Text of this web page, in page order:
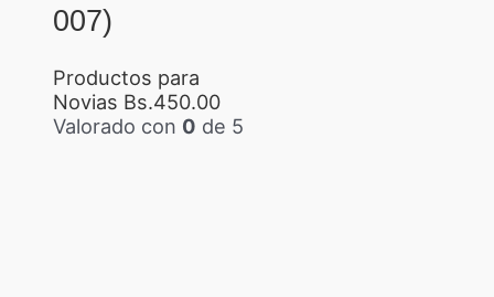
007)
Productos para
Novias Bs.450.00
Valorado con 0 de 5